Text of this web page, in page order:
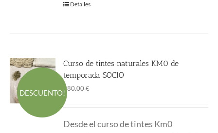
Detalles
DESCUENTO!
Curso de tintes naturales KM0 de
temporada SOCIO
280.00€
era:
es:
Desde el curso de tintes Km0